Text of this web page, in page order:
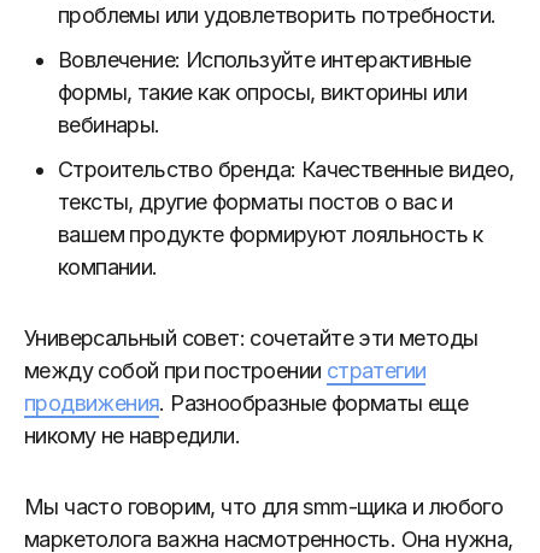
проблемы или удовлетворить потребности.
Вовлечение: Используйте интерактивные
формы, такие как опросы, викторины или
вебинары.
Строительство бренда: Качественные видео,
тексты, другие форматы постов о вас и
вашем продукте формируют лояльность к
компании.
Универсальный совет: сочетайте эти методы
между собой при построении стратегии
продвижения. Разнообразные форматы еще
никому не навредили.
Мы часто говорим, что для smm-щика и любого
маркетолога важна насмотренность. Она нужна,